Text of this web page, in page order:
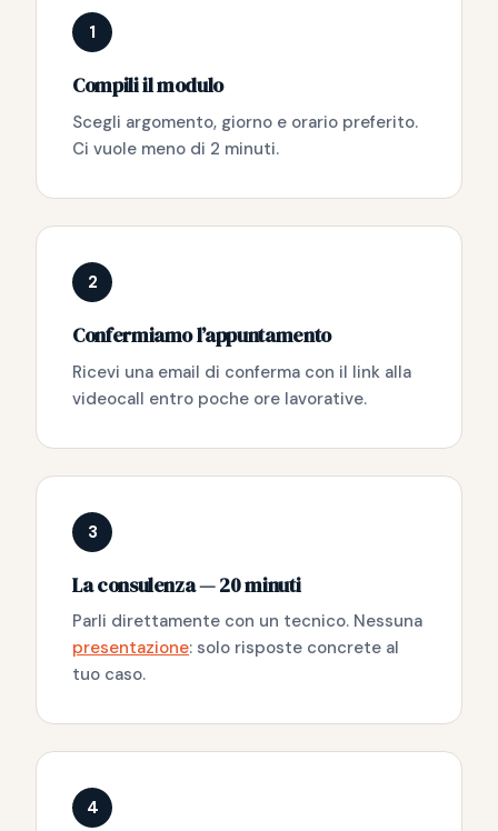
1
Compili il modulo
Scegli argomento, giorno e orario preferito.
Ci vuole meno di 2 minuti.
2
Confermiamo l’appuntamento
Ricevi una email di conferma con il link alla
videocall entro poche ore lavorative.
3
La consulenza — 20 minuti
Parli direttamente con un tecnico. Nessuna
presentazione: solo risposte concrete al
tuo caso.
4